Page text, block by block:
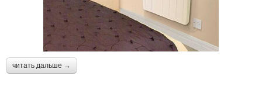
читать дальше →